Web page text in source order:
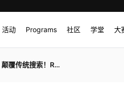
活动 Programs 社区 学堂 大
答的“定海神针”？ 2. **多模态AI**：超越